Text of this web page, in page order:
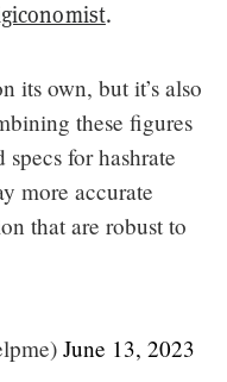
.
its own, but it’s also
these figures
for hashrate
more accurate
that are robust to
June 13, 2023